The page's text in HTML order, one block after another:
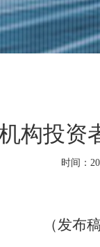
构投资
时间：
（发布稿